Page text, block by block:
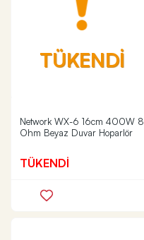
TÜKENDİ
Network WX-6 16cm 400W 8
Ohm Beyaz Duvar Hoparlör
TÜKENDİ